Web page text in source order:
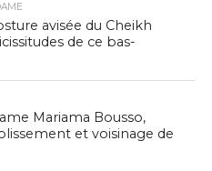
avisée du Cheikh
de ce bas-
Mariama Bousso,
et voisinage de